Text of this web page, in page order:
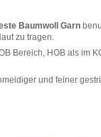
Baumwoll Garn
zu tragen.
Bereich, HOB als im
und feiner